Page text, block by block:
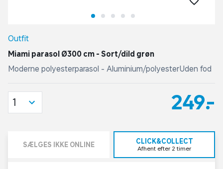
Outfit
Miami parasol Ø300 cm - Sort/dild grøn
Moderne polyesterparasol - Aluminium/polyesterUden fod
249,-
1
SÆLGES IKKE ONLINE CLICK&COLLECT
Afhent efter 2 timer